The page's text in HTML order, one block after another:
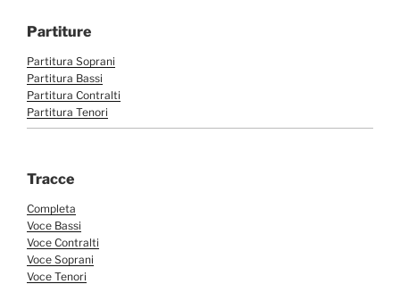
Partiture
Partitura Soprani
Partitura Bassi
Partitura Contralti
Partitura Tenori
Tracce
Completa
Voce Bassi
Voce Contralti
Voce Soprani
Voce Tenori